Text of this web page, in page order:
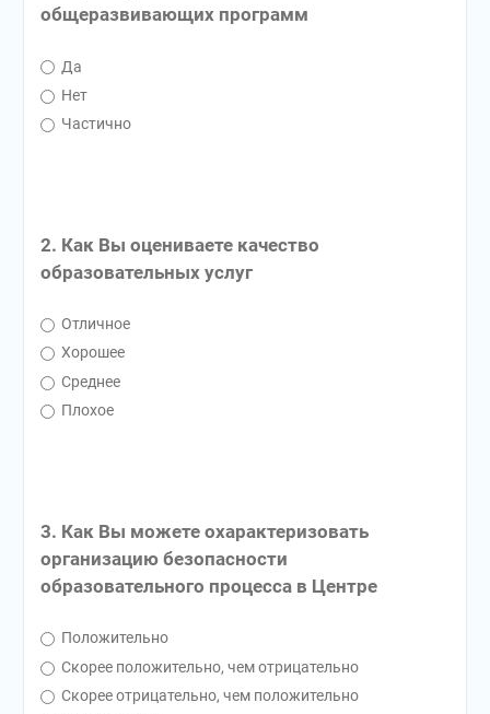
общеразвивающих программ
Да
Нет
Частично
2. Как Вы оцениваете качество
образовательных услуг
Отличное
Хорошее
Среднее
Плохое
3. Как Вы можете охарактеризовать
организацию безопасности
образовательного процесса в Центре
Положительно
Скорее положительно, чем отрицательно
Скорее отрицательно, чем положительно